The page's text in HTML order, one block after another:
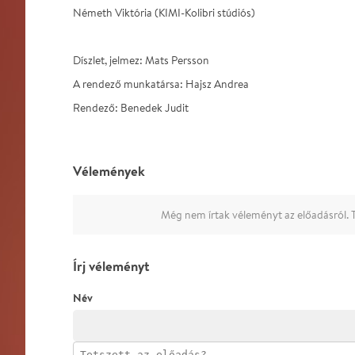
Németh Viktória (KIMI-Kolibri stúdiós)
Díszlet, jelmez: Mats Persson
A rendező munkatársa: Hajsz Andrea
Rendező: Benedek Judit
Vélemények
Még nem írtak véleményt az előadásról.
Írj véleményt
Név